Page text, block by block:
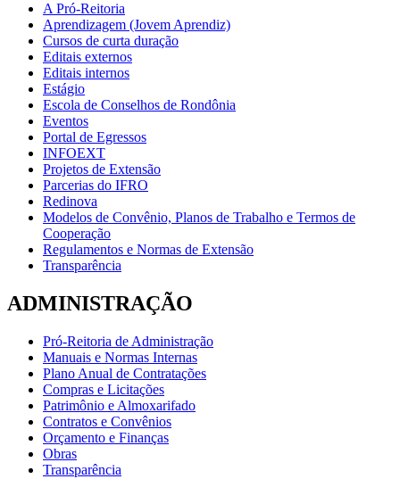
A Pró-Reitoria
Aprendizagem (Jovem Aprendiz)
Cursos de curta duração
Editais externos
Editais internos
Estágio
Escola de Conselhos de Rondônia
Eventos
Portal de Egressos
INFOEXT
Projetos de Extensão
Parcerias do IFRO
Redinova
Modelos de Convênio, Planos de Trabalho e Termos de
Cooperação
Regulamentos e Normas de Extensão
Transparência
ADMINISTRAÇÃO
Pró-Reitoria de Administração
Manuais e Normas Internas
Plano Anual de Contratações
Compras e Licitações
Patrimônio e Almoxarifado
Contratos e Convênios
Orçamento e Finanças
Obras
Transparência